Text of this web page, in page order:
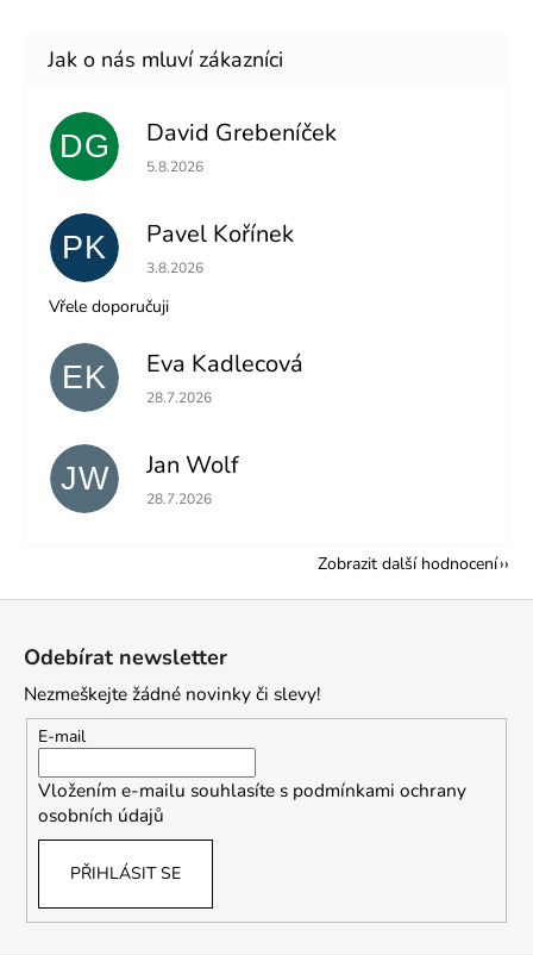
DG David Grebeníček
Hodnocení obchodu je 5 z 5 hvězdiček.
5.8.2026
PK Pavel Kořínek
Hodnocení obchodu je 5 z 5 hvězdiček.
3.8.2026
Vřele doporučuji
EK Eva Kadlecová
Hodnocení obchodu je 5 z 5 hvězdiček.
28.7.2026
JW Jan Wolf
Hodnocení obchodu je 5 z 5 hvězdiček.
28.7.2026
Zobrazit další hodnocení
Odebírat newsletter
Nezmeškejte žádné novinky či slevy!
E-mail
Vložením e-mailu souhlasíte s podmínkami ochrany
osobních údajů
PŘIHLÁSIT SE